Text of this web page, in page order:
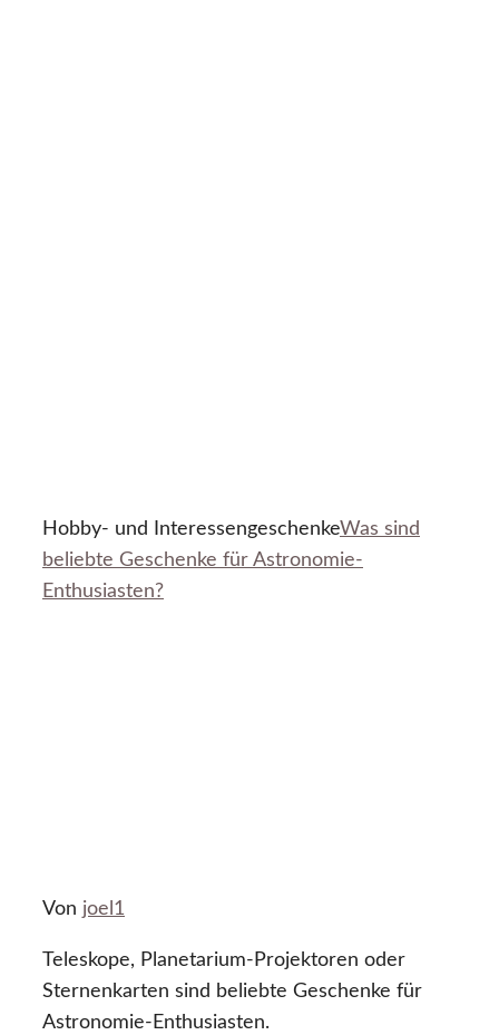
Hobby- und InteressengeschenkeWas sind
beliebte Geschenke für Astronomie-
Enthusiasten?
Von joel1
Teleskope, Planetarium-Projektoren oder
Sternenkarten sind beliebte Geschenke für
Astronomie-Enthusiasten.